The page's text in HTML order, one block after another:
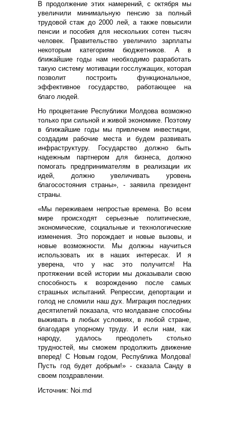
В продолжение этих намерений, с октября мы
увеличили минимальную пенсию за полный
трудовой стаж до 2000 лей, а также повысили
пенсии и пособия для нескольких сотен тысяч
человек. Правительство увеличило зарплаты
некоторым категориям бюджетников. А в
ближайшие годы нам необходимо разработать
такую систему мотивации госслужащих, которая
позволит построить функциональное,
эффективное государство, работающее на
благо людей.
Но процветание Республики Молдова возможно
только при сильной и живой экономике. Поэтому
в ближайшие годы мы привлечем инвестиции,
создадим рабочие места и будем развивать
инфраструктуру. Государство должно быть
надежным партнером для бизнеса, должно
помогать предпринимателям в реализации их
идей, должно увеличивать уровень
благосостояния страны», - заявила президент
страны.
«Мы переживаем непростые времена. Во всем
мире происходят серьезные политические,
экономические, социальные и технологические
изменения. Это порождает и новые вызовы, и
новые возможности. Мы должны научиться
использовать их в наших интересах. И я
уверена, что у нас это получится! На
протяжении всей истории мы доказывали свою
способность к возрождению после самых
страшных испытаний. Репрессии, депортации и
голод не сломили наш дух. Миграция последних
десятилетий показала, что молдаване способны
выживать в любых условиях, в любой стране,
благодаря упорному труду. И если нам, как
народу, удалось преодолеть столько
трудностей, мы сможем продолжить движение
вперед! С Новым годом, Республика Молдова!
Пусть год будет добрым!» - сказала Санду в
своем поздравлении.
Источник: Noi.md